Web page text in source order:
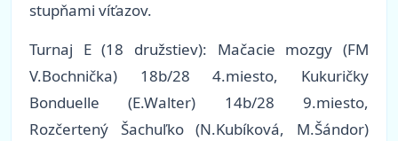
stupňami víťazov.
Turnaj E (18 družstiev): Mačacie mozgy (FM
V.Bochnička) 18b/28 4.miesto, Kukuričky
Bonduelle (E.Walter) 14b/28 9.miesto,
Rozčertený Šachuľko (N.Kubíková, M.Šándor)